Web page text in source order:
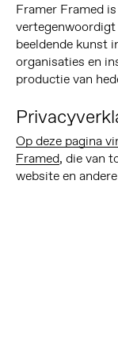
Framer Framed
beeldende kunst
organisaties en
productie van
Op deze pagina
Framed, die van
website en